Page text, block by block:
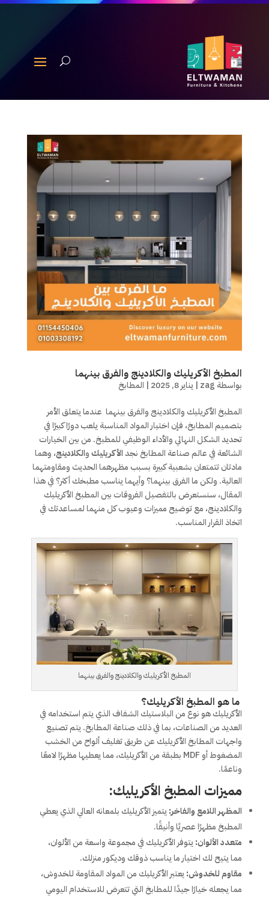
المطبخ الأكريليك والكلادينج والفرق بينهما
بواسطة zag
| يناير 8, 2025 | المطابخ
المطبخ الأكريليك والكلادينج والفرق بينهما عندما يتعلق الأمر
بتصميم المطابخ، فإن اختيار المواد المناسبة يلعب دورًا كبيرًا في
تحديد الشكل النهائي والأداء الوظيفي للمطبخ. من بين الخيارات
الشائعة في عالم صناعة المطابخ نجد الأكريليكوالكلادينج، وهما
مادتان تتمتعان بشعبية كبيرة بسبب مظهرهما الحديث ومقاومتهما
العالية. ولكن ما الفرق بينهما؟ وأيهما يناسب مطبخك أكثر؟ في هذا
المقال، سنستعرض بالتفصيل الفروقات بين المطبخ الأكريليك
والكلادينج، مع توضيح مميزات وعيوب كل منهما لمساعدتك في
اتخاذ القرار المناسب.
المطبخ الأكريليك والكلادينج والفرق بينهما
ما هو المطبخ الأكريليك؟
الأكريليك هو نوع من البلاستيك الشفاف الذي يتم استخدامه في
العديد من الصناعات، بما في ذلك صناعة المطابخ. يتم تصنيع
واجهات المطابخ الأكريليك عن طريق تغليف ألواح من الخشب
المضغوط أو MDF بطبقة من الأكريليك، مما يعطيها مظهرًا لامعًا
وناعمًا.
مميزات المطبخ الأكريليك:
المظهر اللامع والفاخر: يتميز الأكريليك بلمعانه العالي الذي يعطي
المطبخ مظهرًا عصريًا وأنيقًا.
متعدد الألوان: يتوفر الأكريليك في مجموعة واسعة من الألوان،
مما يتيح لك اختيار ما يناسب ذوقك وديكور منزلك.
مقاوم للخدوش: يعتبر الأكريليك من المواد المقاومة للخدوش،
مما يجعله خيارًا جيدًا للمطابخ التي تتعرض للاستخدام اليومي